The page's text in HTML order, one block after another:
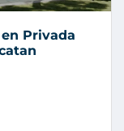
Privada